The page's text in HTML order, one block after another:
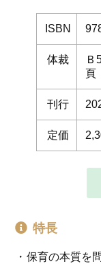
ISBN
体裁
頁
刊行
定価
特長
・保育の本質を